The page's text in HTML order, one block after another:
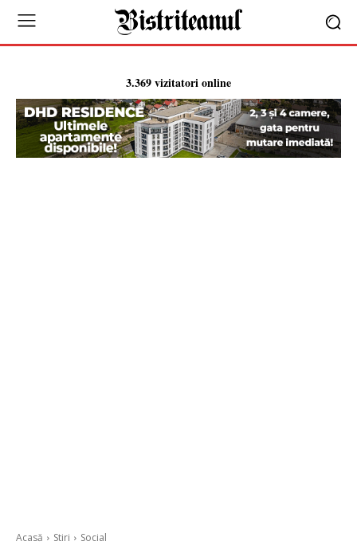
3.369 vizitatori online
Acasă Stiri Social